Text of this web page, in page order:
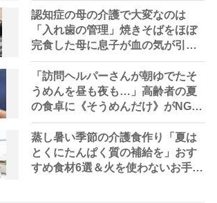
認知症の母の介護で大変なのは
「入れ歯の管理」焼きそばをほぼ
完食した母に息子が血の気が引い
た理由
「訪問ヘルパーさんが朝ゆでたそ
うめんを昼も夜も…」高齢者の夏
の食卓に《そうめんだけ》がNGな
理由とは？【管理栄養士が解説】
蒸し暑い季節の介護食作り「夏は
とくにたんぱく質の補給を」おす
すめ食材6選＆火を使わないお手軽